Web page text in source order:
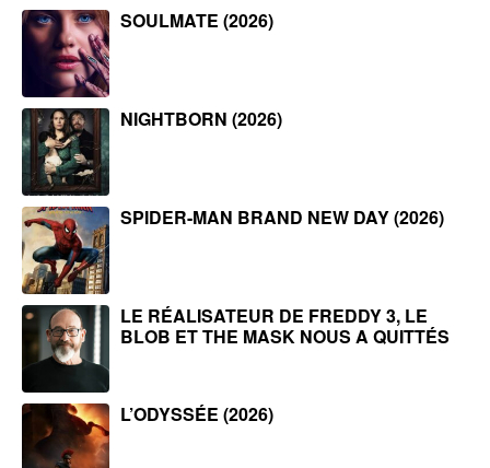
SOULMATE (2026)
NIGHTBORN (2026)
SPIDER-MAN BRAND NEW DAY (2026)
LE RÉALISATEUR DE FREDDY 3, LE
BLOB ET THE MASK NOUS A QUITTÉS
L’ODYSSÉE (2026)